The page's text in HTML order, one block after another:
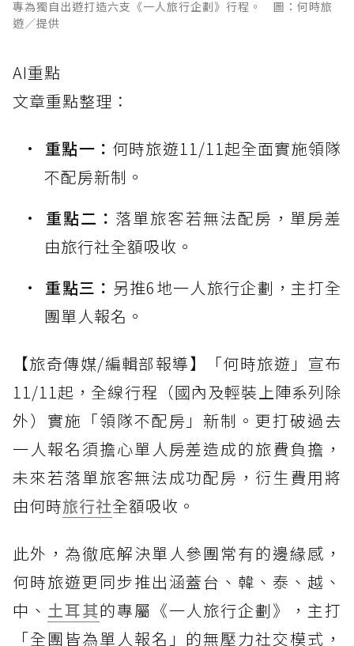
專為獨自出遊打造六支《一人旅行企劃》行程。 圖：何時旅
遊／提供
AI重點
文章重點整理：
重點一： 何時旅遊11/11起全面實施領隊
不配房新制。
重點二： 落單旅客若無法配房，單房差
由旅行社全額吸收。
重點三： 另推6地一人旅行企劃，主打全
團單人報名。
【旅奇傳媒/編輯部報導】「何時旅遊」宣布
11/11起，全線行程（國內及輕裝上陣系列除
外）實施「領隊不配房」新制。更打破過去
一人報名須擔心單人房差造成的旅費負擔，
未來若落單旅客無法成功配房，衍生費用將
由何時旅行社全額吸收。
此外，為徹底解決單人參團常有的邊緣感，
何時旅遊更同步推出涵蓋台、韓、泰、越、
中、 土耳其的專屬《一人旅行企劃》，主打
「全團皆為單人報名」的無壓力社交模式，